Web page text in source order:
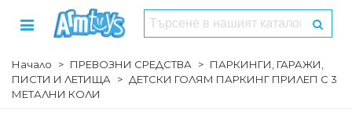
Начало > ПРЕВОЗНИ СРЕДСТВА > ПАРКИНГИ, ГАРАЖИ,
ПИСТИ И ЛЕТИЩА
> ДЕТСКИ ГОЛЯМ ПАРКИНГ ПРИЛЕП С 3
МЕТАЛНИ КОЛИ